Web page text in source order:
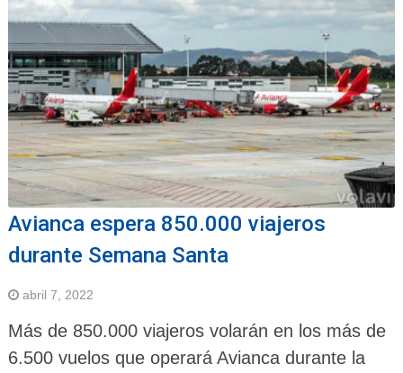
Avianca espera 850.000 viajeros
durante Semana Santa
abril 7, 2022
Más de 850.000 viajeros volarán en los más de
6.500 vuelos que operará Avianca durante la